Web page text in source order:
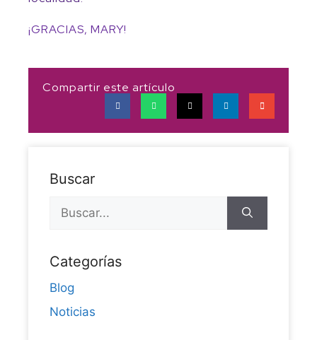
¡GRACIAS, MARY!
Compartir este artículo
Buscar
Categorías
Blog
Noticias